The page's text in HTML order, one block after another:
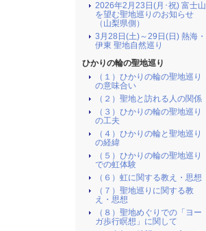
2026年2月23日(月･祝) 富士山
を望む聖地巡りのお知らせ
（山梨県側）
3月28日(土)～29日(日) 熱海・
伊東 聖地自然巡り
ひかりの輪の聖地巡り
（１）ひかりの輪の聖地巡り
の意味合い
（２）聖地と訪れる人の関係
（３）ひかりの輪の聖地巡り
の工夫
（４）ひかりの輪と聖地巡り
の経緯
（５）ひかりの輪の聖地巡り
での虹体験
（６）虹に関する教え・思想
（７）聖地巡りに関する教
え・思想
（８）聖地めぐりでの「ヨー
ガ歩行瞑想」に関して